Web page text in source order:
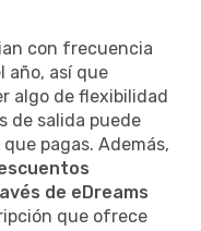
con frecuencia
año, así que
algo de flexibilidad
de salida puede
pagas. Además,
de eDreams
que ofrece